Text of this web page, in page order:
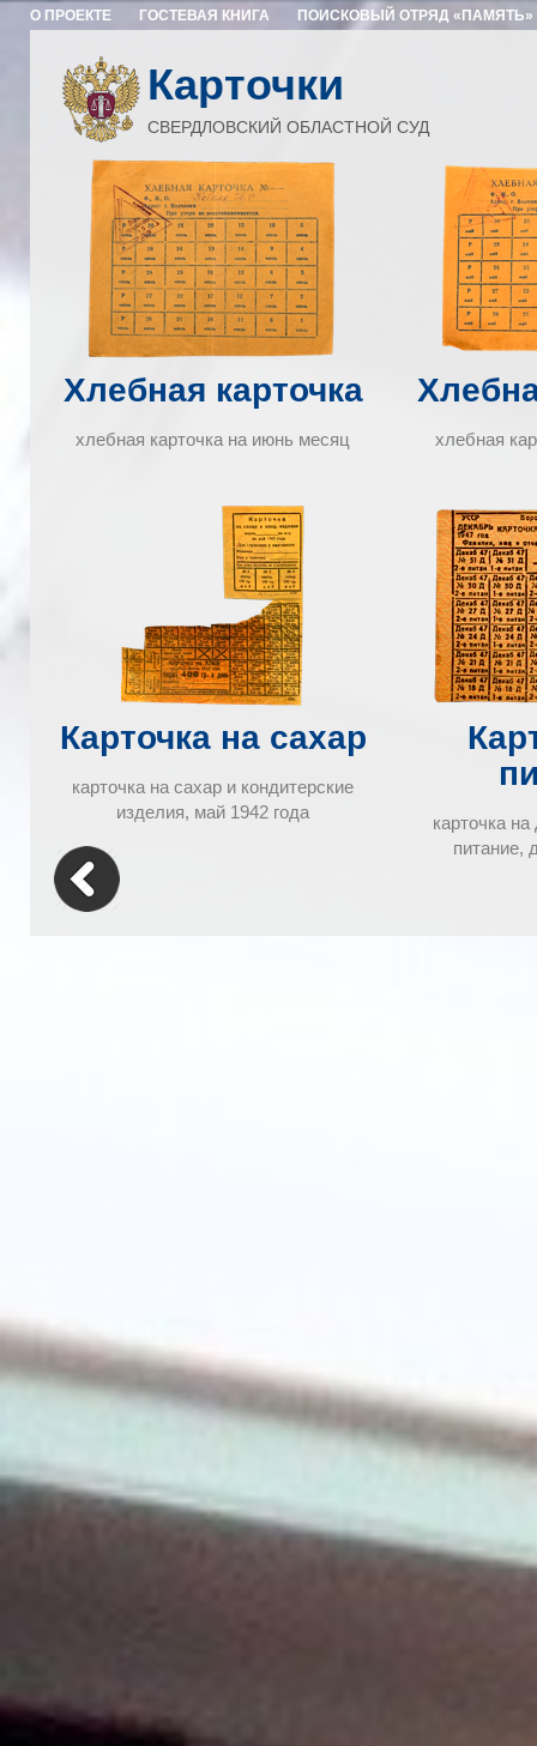
О ПРОЕКТЕ ГОСТЕВАЯ КНИГА ПОИСКОВЫЙ ОТРЯД «ПАМЯТЬ»
Карточки
СВЕРДЛОВСКИЙ ОБЛАСТНОЙ СУД
Хлебная карточка
хлебная карточка на июнь месяц хлебная
Карточка на сахар
карточка на сахар и кондитерские
изделия, май 1942 года
карточка
питание,